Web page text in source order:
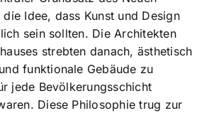
die Idee, dass Kunst und Design
sein sollten. Die Architekten
strebten danach, ästhetisch
funktionale Gebäude zu
jede Bevölkerungsschicht
Diese Philosophie trug zur